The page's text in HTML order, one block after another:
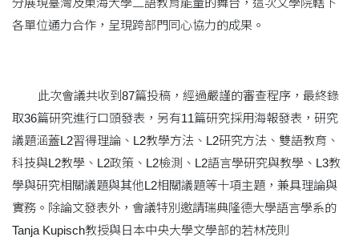
各單位通力合作，呈現跨部門同心協力的成果。
此次會議共收到87篇投稿，經過嚴謹的審查程序，最終錄
取36篇研究進行口頭發表，另有11篇研究採用海報發表，研究
議題涵蓋L2習得理論、L2教學方法、L2研究方法、雙語教育、
科技與L2教學、L2政策、L2檢測、L2語言學研究與教學、L3教
學與研究相關議題與其他L2相關議題等十項主題，兼具理論與
實務。除論文發表外，會議特別邀請瑞典隆德大學語言學系的
Tanja Kupisch教授與日本中央大學文學部的若林茂則